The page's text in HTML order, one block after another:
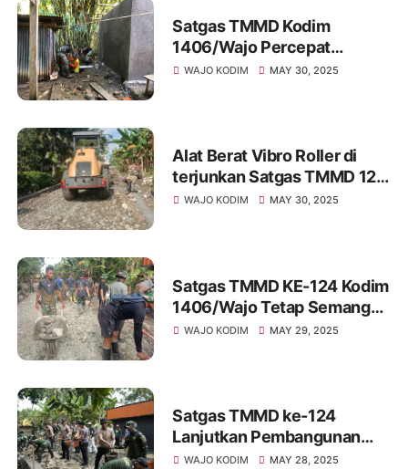
Satgas TMMD Kodim
1406/Wajo Percepat
Pembangunan MCK di Desa
WAJO KODIM MAY 30, 2025
Alat Berat Vibro Roller di
terjunkan Satgas TMMD 124
Kodim 1406/Wajo Percepat
WAJO KODIM MAY 30, 2025
Satgas TMMD KE-124 Kodim
1406/Wajo Tetap Semangat
Bangun Talud sudah Capai
WAJO KODIM MAY 29, 2025
Satgas TMMD ke-124
Lanjutkan Pembangunan
Talud Jalan di Desa
WAJO KODIM MAY 28, 2025